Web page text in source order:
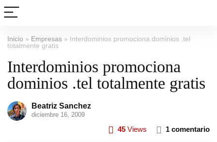
Inicio » Empresas » Interdominios promociona dominios .tel
totalmente gratis
Interdominios promociona
dominios .tel totalmente gratis
Beatriz Sanchez
diciembre 16, 2009
45 Views 1 comentario